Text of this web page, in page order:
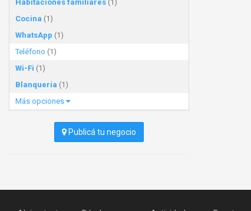
Habitaciones familiares (1)
Cocina (1)
WhatsApp (1)
Teléfono (1)
Wi-Fi (1)
Blanquería (1)
Más opciones
Publicá tu negocio